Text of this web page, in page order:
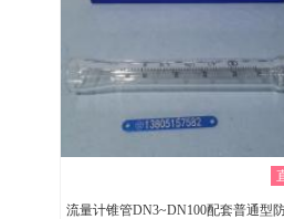
流量计锥管DN3~DN100配套普通型